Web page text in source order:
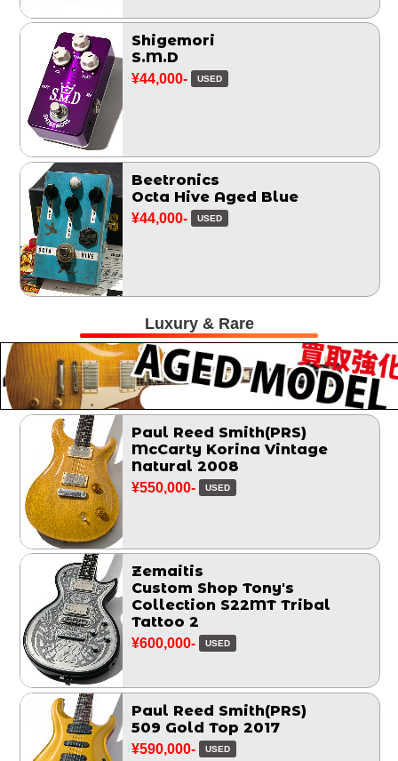
Shigemori
S.M.D
¥44,000- USED
Beetronics
Octa Hive Aged Blue
¥44,000- USED
Luxury & Rare
Paul Reed Smith(PRS)
McCarty Korina Vintage
Natural 2008
¥550,000- USED
Zemaitis
Custom Shop Tony's
Collection S22MT Tribal
Tattoo 2
¥600,000- USED
Paul Reed Smith(PRS)
509 Gold Top 2017
¥590,000- USED